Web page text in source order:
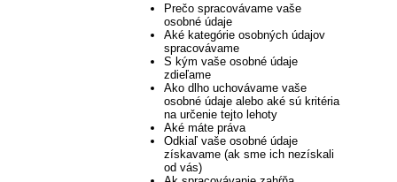
Prečo spracovávame vaše
osobné údaje
Aké kategórie osobných údajov
spracovávame
S kým vaše osobné údaje
zdieľame
Ako dlho uchovávame vaše
osobné údaje alebo aké sú kritéria
na určenie tejto lehoty
Aké máte práva
Odkiaľ vaše osobné údaje
získavame (ak sme ich nezískali
od vás)